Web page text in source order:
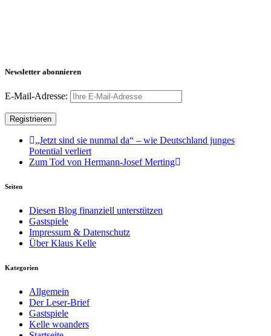
Newsletter abonnieren
E-Mail-Adresse:
„Jetzt sind sie nunmal da“ – wie Deutschland junges
Potential verliert
Zum Tod von Hermann-Josef Merting
Seiten
Diesen Blog finanziell unterstützen
Gastspiele
Impressum & Datenschutz
Über Klaus Kelle
Kategorien
Allgemein
Der Leser-Brief
Gastspiele
Kelle woanders